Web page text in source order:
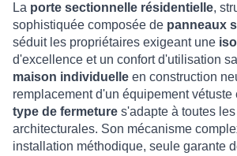
La porte sectionnelle résidentielle,
sophistiquée composée de panneaux
séduit les propriétaires exigeant une
d'excellence et un confort d'utilisation
maison individuelle en construction
remplacement d'un équipement vétuste
type de fermeture s'adapte à toutes
architecturales. Son mécanisme
installation méthodique, seule garante